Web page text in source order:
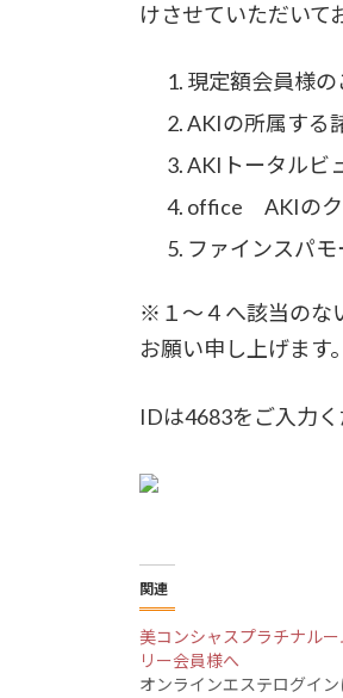
けさせていただいて
現定額会員様
AKIの所属する
AKIトータルビ
office AKIのク
ファインスパ
※１～４へ該当のな
お願い申し上げます
IDは4683をご入力く
関連
美コンシャスプラチナルー
リー会員様へ
オンラインエステログイン